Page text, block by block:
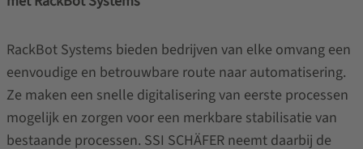
RackBot Systems bieden bedrijven van elke omvang een
eenvoudige en betrouwbare route naar automatisering.
Ze maken een snelle digitalisering van eerste processen
mogelijk en zorgen voor een merkbare stabilisatie van
bestaande processen. SSI SCHÄFER neemt daarbij de